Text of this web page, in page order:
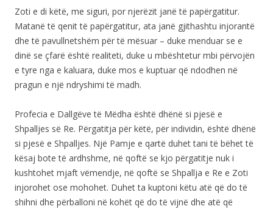
Zoti e di këtë, me siguri, por njerëzit janë të papërgatitur.
Matanë të qenit të papërgatitur, ata janë gjithashtu injorantë
dhe të pavullnetshëm për të mësuar – duke menduar se e
dinë se çfarë është realiteti, duke u mbështetur mbi përvojën
e tyre nga e kaluara, duke mos e kuptuar që ndodhen në
pragun e një ndryshimi të madh.
Profecia e Dallgëve të Mëdha është dhënë si pjesë e
Shpalljes së Re. Përgatitja për këtë, për individin, është dhënë
si pjesë e Shpalljes. Një Pamje e qartë duhet tani të bëhet të
kësaj bote të ardhshme, në qoftë se kjo përgatitje nuk i
kushtohet mjaft vëmendje, në qoftë se Shpallja e Re e Zoti
injorohet ose mohohet. Duhet ta kuptoni këtu atë që do të
shihni dhe përballoni në kohët që do të vijnë dhe atë që